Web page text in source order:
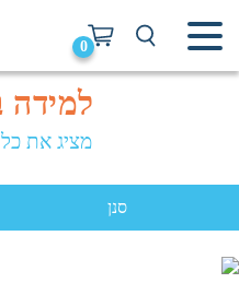
0
מציג את כל 20 התוצאות
סנן